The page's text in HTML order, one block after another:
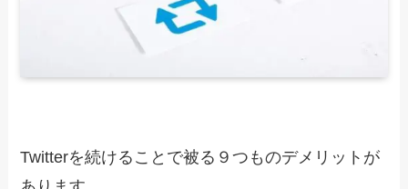
Twitterを続けることで被る９つものデメリットが